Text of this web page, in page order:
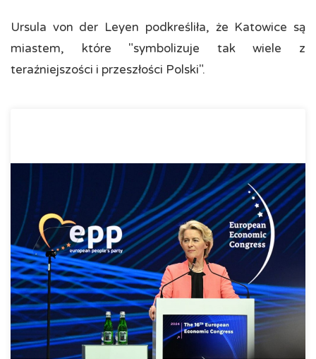
Ursula von der Leyen podkreśliła, że Katowice są
miastem, które "symbolizuje tak wiele z
teraźniejszości i przeszłości Polski".